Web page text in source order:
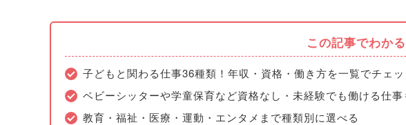
この記事でわか
子どもと関わる仕事36種類！年収・資格・働き方を一覧でチェッ
ベビーシッターや学童保育など資格なし・未経験でも働ける仕事
教育・福祉・医療・運動・エンタメまで種類別に選べる